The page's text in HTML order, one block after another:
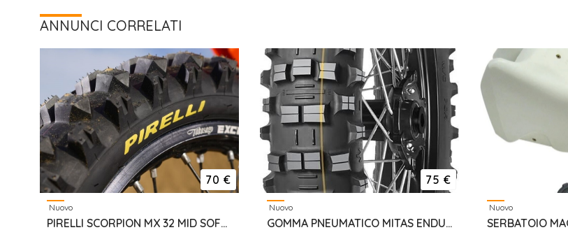
ANNUNCI CORRELATI
70 €
Nuovo
PIRELLI SCORPION MX 32 MID SOFT 80/100-21
75 €
Nuovo
GOMMA PNEUMATICO MITAS ENDURO 140/80-18 TERRA FORCE - EF SUPER
Nuovo